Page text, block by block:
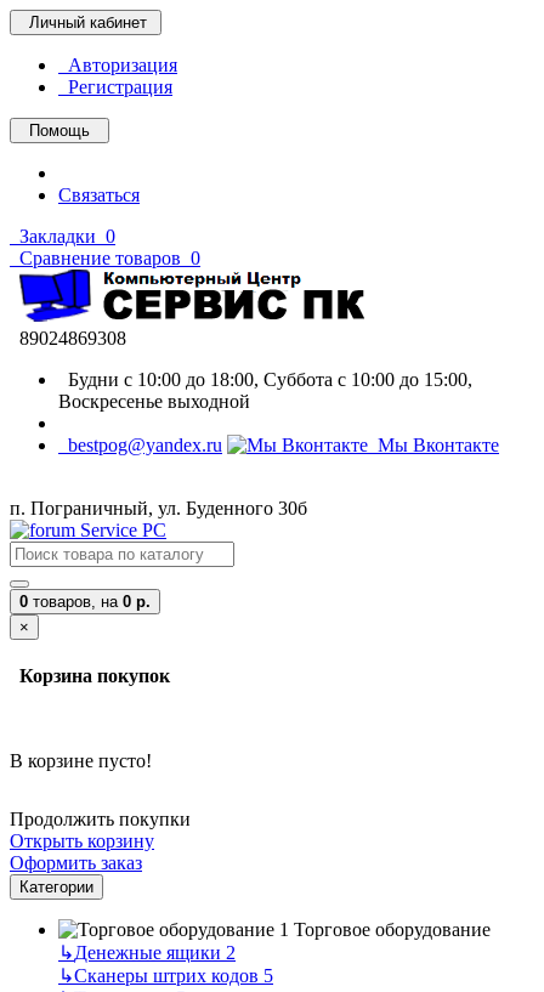
Личный кабинет
Авторизация
Регистрация
Помощь
Связаться
Закладки 0
Сравнение товаров 0
89024869308
Будни с 10:00 до 18:00, Суббота с 10:00 до 15:00,
Воскресенье выходной
bestpog@yandex.ru Мы Вконтакте
п. Пограничный, ул. Буденного 30б
0 товаров, на 0 р.
×
Корзина покупок
В корзине пусто!
Продолжить покупки
Открыть корзину
Оформить заказ
Категории
Торговое оборудование
↳Денежные ящики 2
↳Сканеры штрих кодов 5